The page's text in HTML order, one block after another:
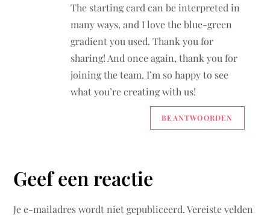
The starting card can be interpreted in
many ways, and I love the blue-green
gradient you used. Thank you for
sharing! And once again, thank you for
joining the team. I’m so happy to see
what you’re creating with us!
BEANTWOORDEN
Geef een reactie
Je e-mailadres wordt niet gepubliceerd. Vereiste velden